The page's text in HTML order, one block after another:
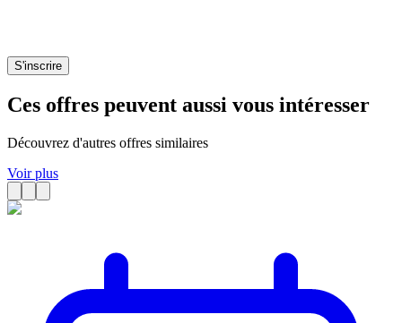
S'inscrire
Ces offres peuvent aussi vous intéresser
Découvrez d'autres offres similaires
Voir plus